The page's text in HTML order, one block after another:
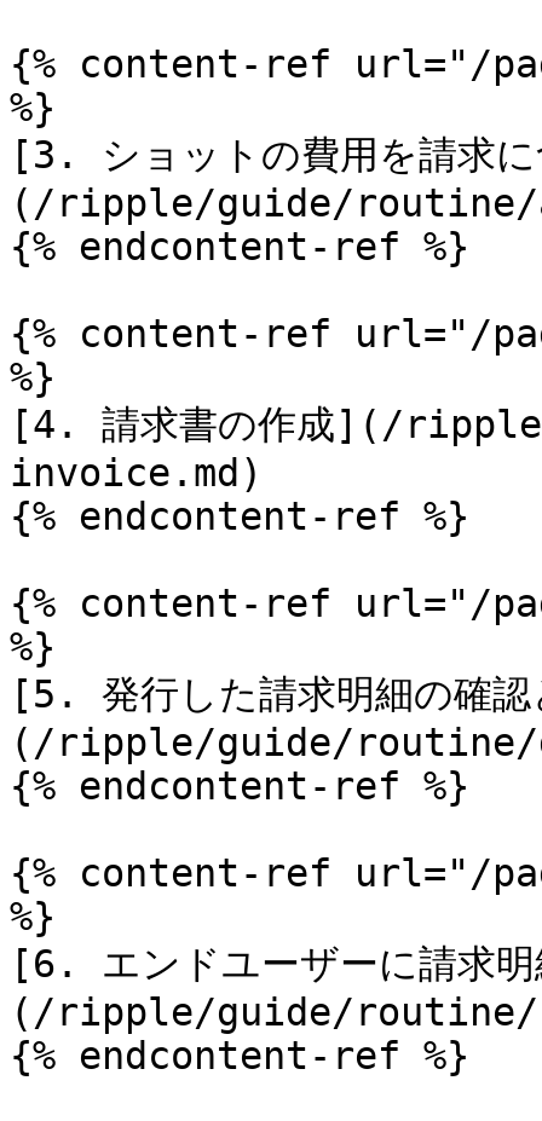
{% content-ref url="/
%}
[3. ショットの費用を請求
(/ripple/guide/routine/
{% endcontent-ref %}
{% content-ref url="/
%}
[4. 請求書の作成](/
invoice.md)
{% endcontent-ref %}
{% content-ref url="/
%}
[5. 発行した請求明細の確
(/ripple/guide/routine/
{% endcontent-ref %}
{% content-ref url="/
%}
[6. エンドユーザーに請求
(/ripple/guide/routine/